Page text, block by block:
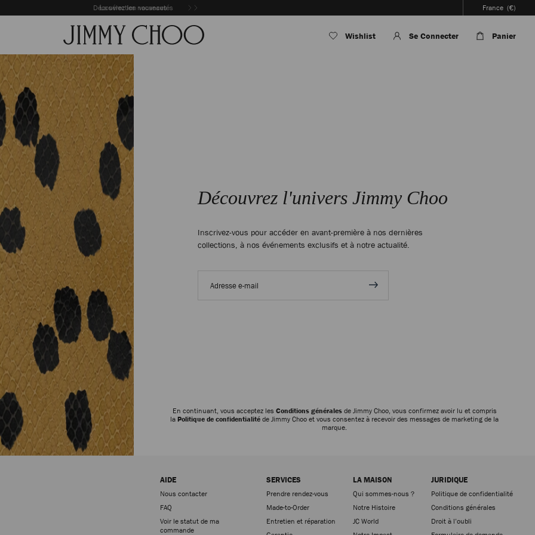
Découvrez les nouveautés
La sélection vacances France (€)
Wishlist Se Connecter Panier
Découvrez l'univers Jimmy Choo
Inscrivez-vous pour accéder en avant-première à nos dernières
collections, à nos événements exclusifs et à notre actualité.
En continuant, vous acceptez les Conditions généralesde Jimmy Choo, vous confirmez avoir lu et compris
laPolitique de confidentialitéde Jimmy Choo et vous consentez à recevoir des messages de marketing de la
marque.
AIDE
Nous contacter
FAQ
Voir le statut de ma
commande
SERVICES
Prendre rendez-vous
Made-to-Order
Entretien et réparation
LA MAISON
Qui sommes-nous ?
Notre Histoire
JC World
JURIDIQUE
Politique de confidentialité
Conditions générales
Droit à l’oubli